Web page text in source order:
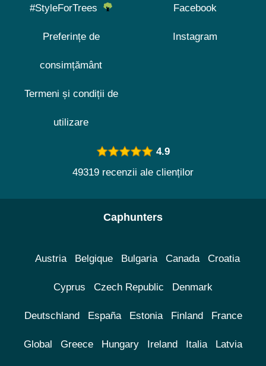
#StyleForTrees
Preferințe de
consimțământ
Termeni și condiții de
utilizare
Facebook
Instagram
4.9
49319 recenzii ale clienților
Caphunters
Austria Belgique Bulgaria Canada Croatia
Cyprus Czech Republic Denmark
Deutschland España Estonia Finland France
Global Greece Hungary Ireland Italia Latvia